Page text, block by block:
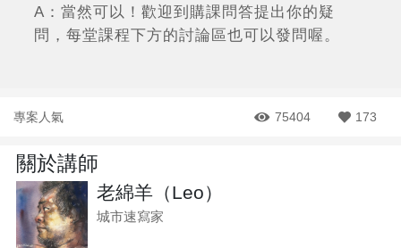
A：當然可以！歡迎到購課問答提出你的疑
問，每堂課程下方的討論區也可以發問喔。
專案人氣 75404 173
關於講師
老綿羊（Leo）
城市速寫家